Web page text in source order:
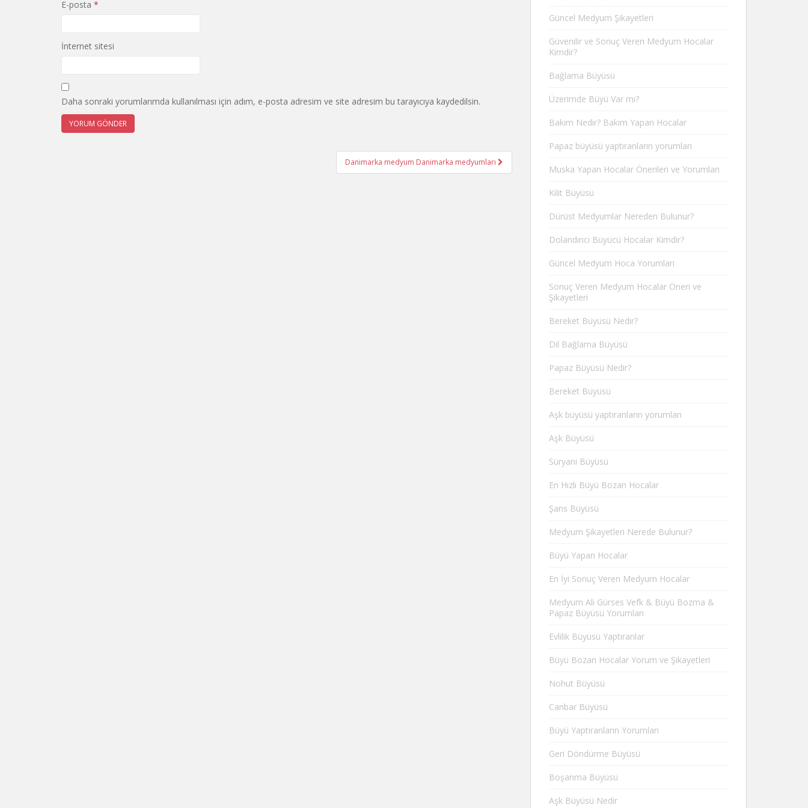
E-posta *
İnternet sitesi
Daha sonraki yorumlarımda kullanılması için adım, e-posta adresim ve site adresim bu tarayıcıya kaydedilsin.
Danimarka medyum Danimarka medyumları
Güncel Medyum Şikayetleri
Güvenilir ve Sonuç Veren Medyum Hocalar
Kimdir?
Bağlama Büyüsü
Üzerimde Büyü Var mı?
Bakım Nedir? Bakım Yapan Hocalar
Papaz büyüsü yaptıranların yorumları
Muska Yapan Hocalar Önerileri ve Yorumları
Kilit Büyüsü
Dürüst Medyumlar Nereden Bulunur?
Dolandırıcı Büyücü Hocalar Kimdir?
Güncel Medyum Hoca Yorumları
Sonuç Veren Medyum Hocalar Öneri ve
Şikayetleri
Bereket Büyüsü Nedir?
Dil Bağlama Büyüsü
Papaz Büyüsü Nedir?
Bereket Büyüsü
Aşk büyüsü yaptıranların yorumları
Aşk Büyüsü
Süryani Büyüsü
En Hızlı Büyü Bozan Hocalar
Şans Büyüsü
Medyum Şikayetleri Nerede Bulunur?
Büyü Yapan Hocalar
En İyi Sonuç Veren Medyum Hocalar
Medyum Ali Gürses Vefk & Büyü Bozma &
Papaz Büyüsü Yorumları
Evlilik Büyüsü Yaptıranlar
Büyü Bozan Hocalar Yorum ve Şikayetleri
Nohut Büyüsü
Canbar Büyüsü
Büyü Yaptıranların Yorumları
Geri Döndürme Büyüsü
Boşanma Büyüsü
Aşk Büyüsü Nedir